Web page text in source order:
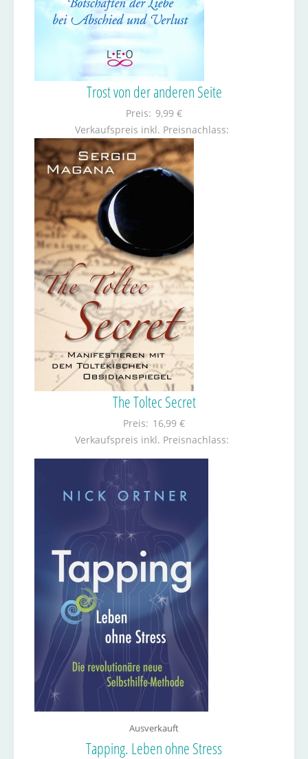
Trost von der anderen Seite
Preis: 9,99 €
Verkaufspreis inkl. Preisnachlass:
The Toltec Secret
Preis: 16,99 €
Verkaufspreis inkl. Preisnachlass:
Ausverkauft
Tapping. Leben ohne Stress